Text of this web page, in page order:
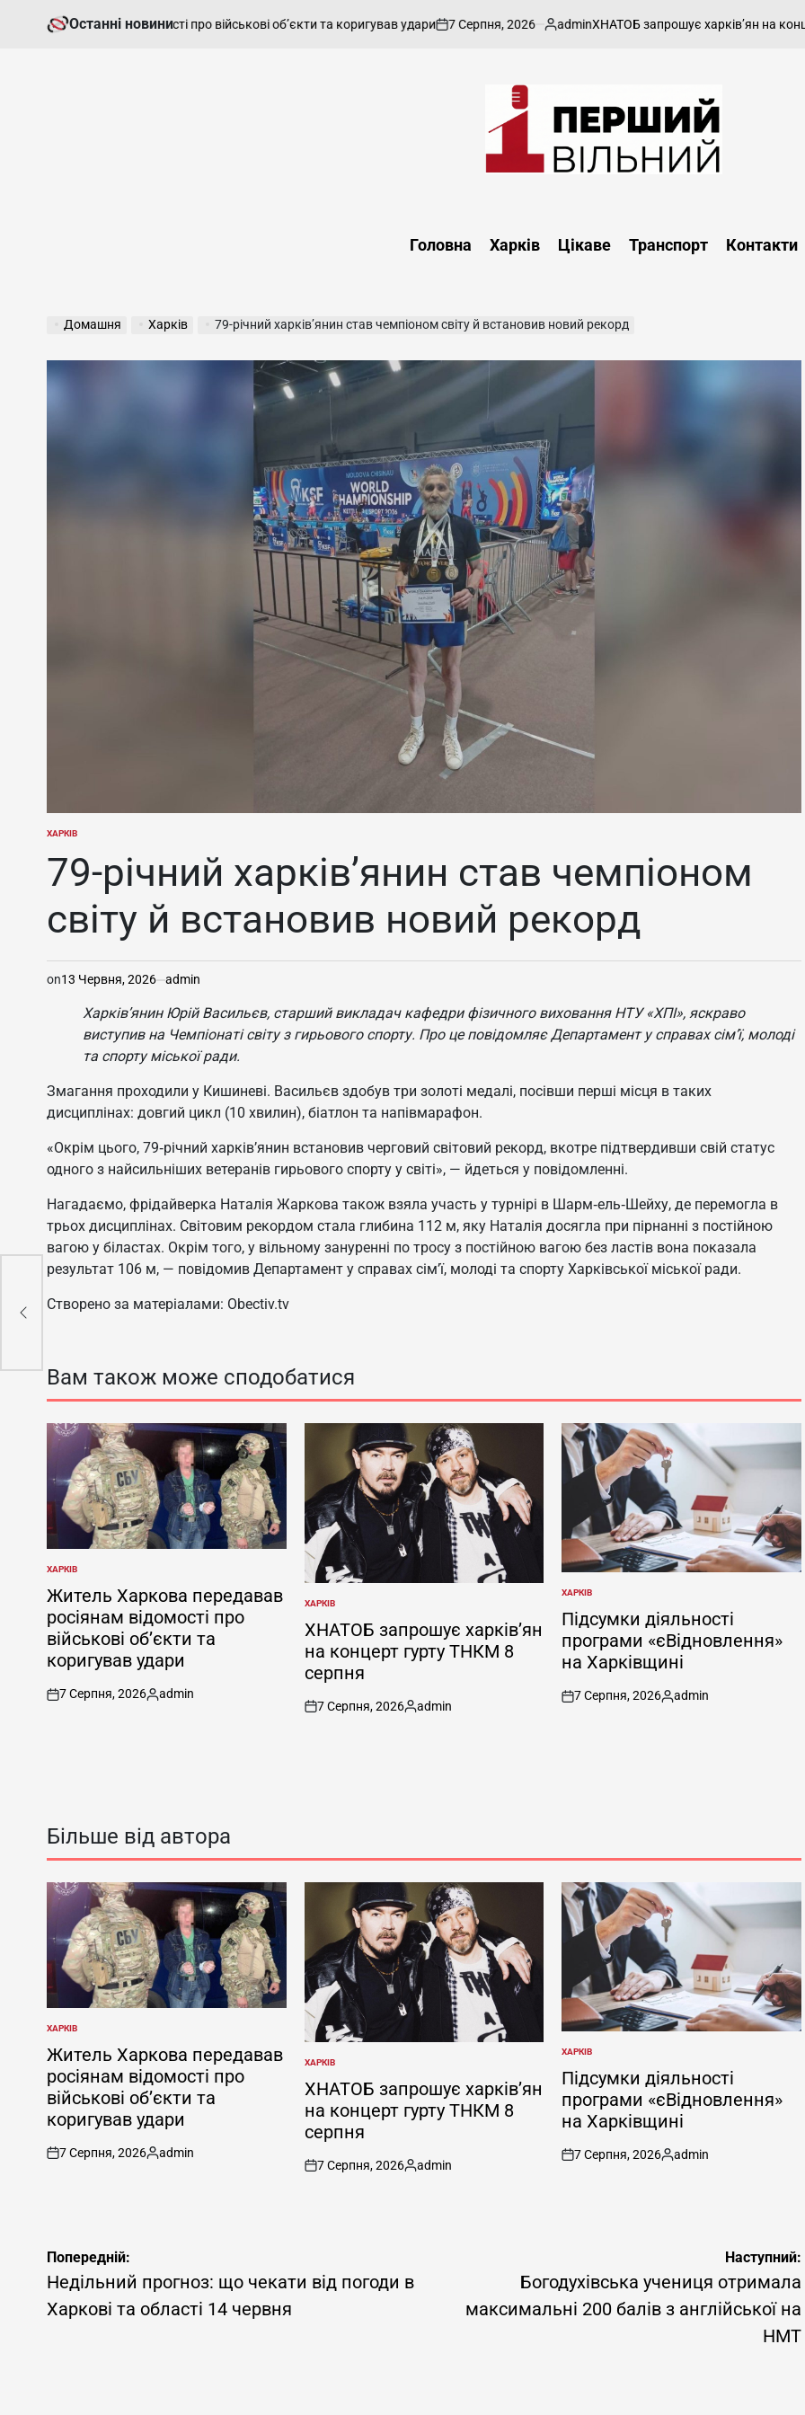
Останні новини
росіянам відомості про військові об’єкти та коригував удари
on
7 Серпня, 2026
Опубліковано
adminХНАТОБ запрошує харків’ян на концерт
харківський,
області
Головна Харків Цікаве Транспорт Контакти
Домашня Харків 79-річний харків’янин став чемпіоном світу й встановив новий рекорд
ОПУБЛІКУВАТИ
ХАРКІВ
79-річний харків’янин став чемпіоном
світу й встановив новий рекорд
on13 Червня, 2026 admin
Харків’янин Юрій Васильєв, старший викладач кафедри фізичного виховання НТУ «ХПІ», яскраво
виступив на Чемпіонаті світу з гирьового спорту. Про це повідомляє Департамент у справах сім’ї, молоді
та спорту міської ради.
Змагання проходили у Кишиневі. Васильєв здобув три золоті медалі, посівши перші місця в таких
дисциплінах: довгий цикл (10 хвилин), біатлон та напівмарафон.
«Окрім цього, 79‑річний харків’янин встановив черговий світовий рекорд, вкотре підтвердивши свій статус
одного з найсильніших ветеранів гирьового спорту у світі», — йдеться у повідомленні.
Нагадаємо, фрідайверка Наталія Жаркова також взяла участь у турнірі в Шарм‑ель‑Шейху, де перемогла в
трьох дисциплінах. Світовим рекордом стала глибина 112 м, яку Наталія досягла при пірнанні з постійною
вагою у біластах. Окрім того, у вільному зануренні по тросу з постійною вагою без ластів вона показала
результат 106 м, — повідомив Департамент у справах сім’ї, молоді та спорту Харківської міської ради.
Створено за матеріалами: Obectiv.tv
Вам також може сподобатися
ОПУБЛІКУВАТИ
У
ХАРКІВ
Житель Харкова передавав
росіянам відомості про
військові об’єкти та
коригував удари
on
7 Серпня, 2026
Опубліковано
admin
ОПУБЛІКУВАТИ
У
ХАРКІВ
ХНАТОБ запрошує харків’ян
на концерт гурту ТНКМ 8
серпня
on
7 Серпня, 2026
Опубліковано
admin
ОПУБЛІКУВАТИ
У
ХАРКІВ
Підсумки діяльності
програми «єВідновлення»
на Харківщині
on
7 Серпня, 2026
Опубліковано
admin
Більше від автора
ОПУБЛІКУВАТИ
У
ХАРКІВ
Житель Харкова передавав
росіянам відомості про
військові об’єкти та
коригував удари
on
7 Серпня, 2026
Опубліковано
admin
ОПУБЛІКУВАТИ
У
ХАРКІВ
ХНАТОБ запрошує харків’ян
на концерт гурту ТНКМ 8
серпня
on
7 Серпня, 2026
Опубліковано
admin
ОПУБЛІКУВАТИ
У
ХАРКІВ
Підсумки діяльності
програми «єВідновлення»
на Харківщині
on
7 Серпня, 2026
Опубліковано
admin
Навігація
записів
Попередній:
Недільний прогноз: що чекати від погоди в
Харкові та області 14 червня
Наступний:
Богодухівська учениця отримала
максимальні 200 балів з англійської на
НМТ